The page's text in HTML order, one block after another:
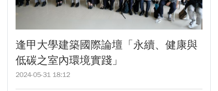
逢甲大學建築國際論壇「永續、健康與
低碳之室內環境實踐」
2024-05-31 18:12